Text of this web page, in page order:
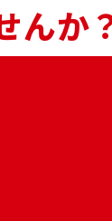
んか